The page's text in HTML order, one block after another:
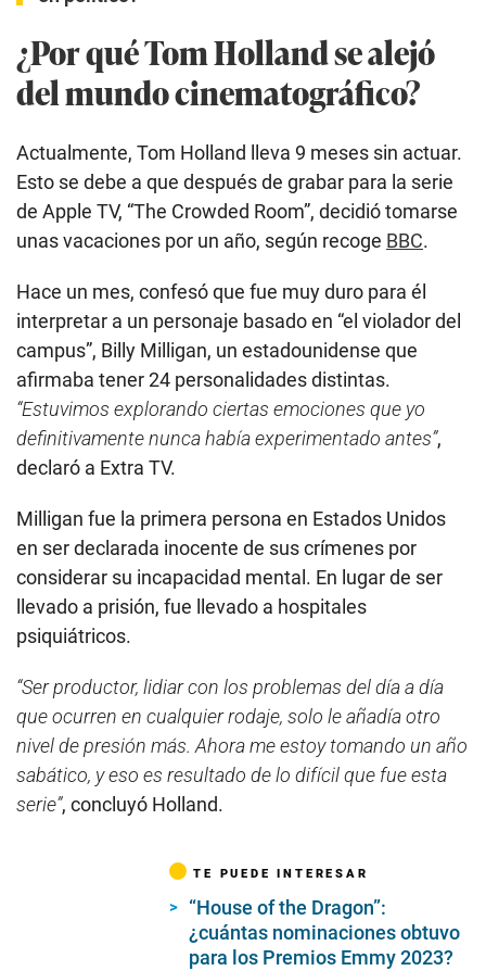
¿Por qué Tom Holland se alejó
del mundo cinematográfico?
Actualmente, Tom Holland lleva 9 meses sin actuar.
Esto se debe a que después de grabar para la serie
de Apple TV, “The Crowded Room”, decidió tomarse
unas vacaciones por un año, según recoge BBC.
Hace un mes, confesó que fue muy duro para él
interpretar a un personaje basado en “el violador del
campus”, Billy Milligan, un estadounidense que
afirmaba tener 24 personalidades distintas.
“Estuvimos explorando ciertas emociones que yo
definitivamente nunca había experimentado antes”,
declaró a Extra TV.
Milligan fue la primera persona en Estados Unidos
en ser declarada inocente de sus crímenes por
considerar su incapacidad mental. En lugar de ser
llevado a prisión, fue llevado a hospitales
psiquiátricos.
“Ser productor, lidiar con los problemas del día a día
que ocurren en cualquier rodaje, solo le añadía otro
nivel de presión más. Ahora me estoy tomando un año
sabático, y eso es resultado de lo difícil que fue esta
serie”, concluyó Holland.
TE PUEDE INTERESAR
“House of the Dragon”:
¿cuántas nominaciones obtuvo
para los Premios Emmy 2023?